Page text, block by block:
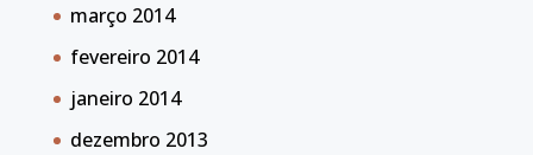
março 2014
fevereiro 2014
janeiro 2014
dezembro 2013